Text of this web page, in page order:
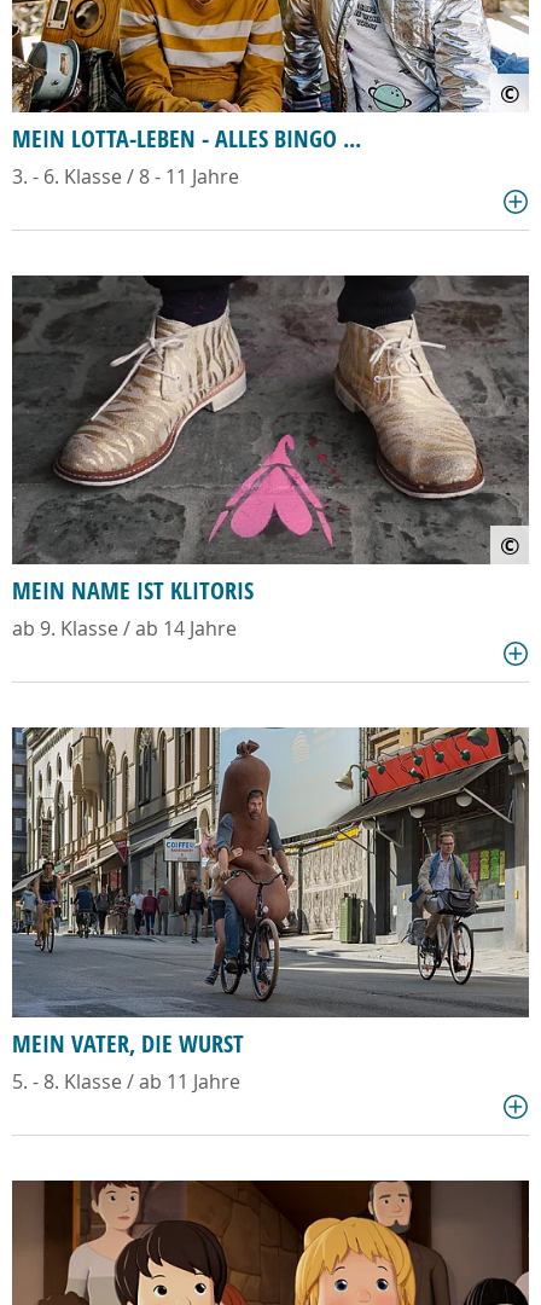
©
MEIN LOTTA-LEBEN - ALLES BINGO ...
3. - 6. Klasse / 8 - 11 Jahre
©
MEIN NAME IST KLITORIS
ab 9. Klasse / ab 14 Jahre
MEIN VATER, DIE WURST
5. - 8. Klasse / ab 11 Jahre